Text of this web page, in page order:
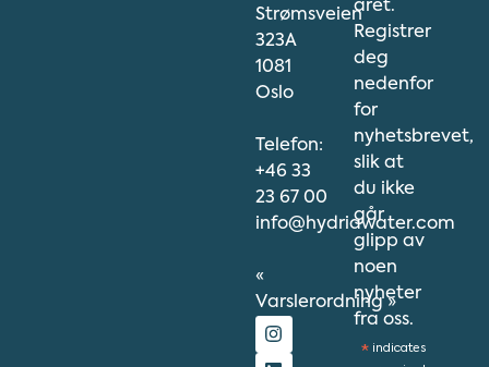
Strømsveien
323A
1081
Oslo
Telefon:
+46 33
23 67 00
info@hydriawater.com
«
Varslerordning»
året.
Registrer
deg
nedenfor
for
nyhetsbrevet,
slik at
du ikke
går
glipp av
noen
nyheter
fra oss.
* indicates